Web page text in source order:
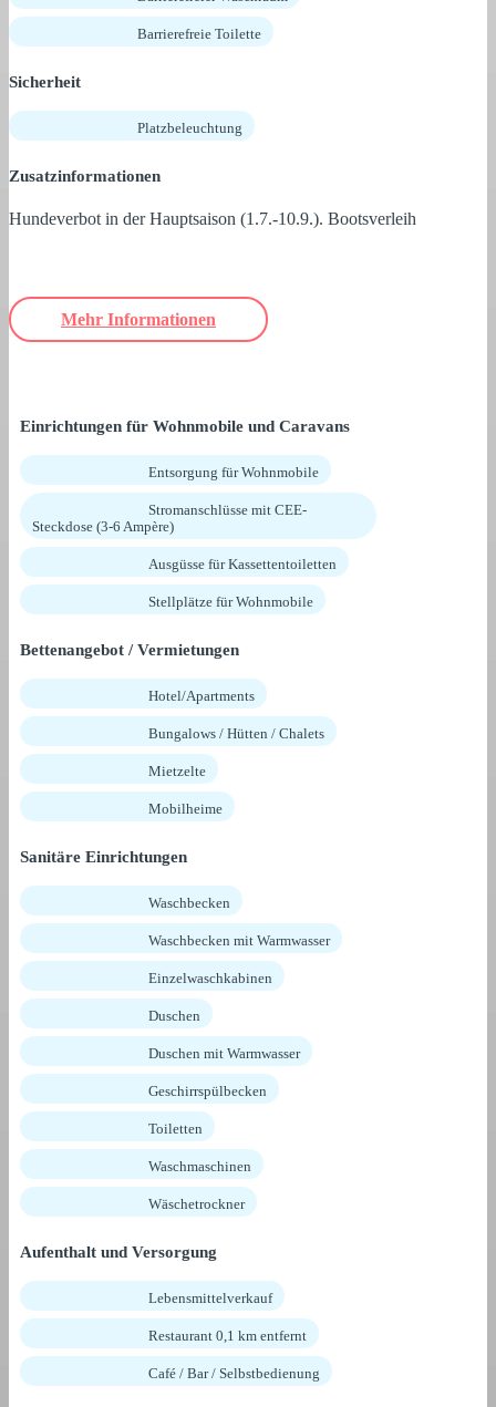
Barrierefreie Toilette
Sicherheit
Platzbeleuchtung
Zusatzinformationen
Hundeverbot in der Hauptsaison (1.7.-10.9.). Bootsverleih
Mehr Informationen
Einrichtungen für Wohnmobile und Caravans
Entsorgung für Wohnmobile
Stromanschlüsse mit CEE-
Steckdose (3-6 Ampère)
Ausgüsse für Kassettentoiletten
Stellplätze für Wohnmobile
Bettenangebot / Vermietungen
Hotel/Apartments
Bungalows / Hütten / Chalets
Mietzelte
Mobilheime
Sanitäre Einrichtungen
Waschbecken
Waschbecken mit Warmwasser
Einzelwaschkabinen
Duschen
Duschen mit Warmwasser
Geschirrspülbecken
Toiletten
Waschmaschinen
Wäschetrockner
Aufenthalt und Versorgung
Lebensmittelverkauf
Restaurant 0,1 km entfernt
Café / Bar / Selbstbedienung